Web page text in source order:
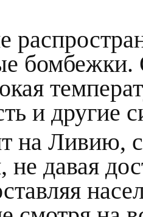
и другие
на Ливию,
не давая